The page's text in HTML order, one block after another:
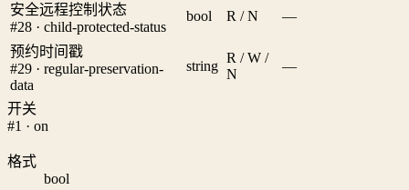
安全远程控制状态
#28 · child-protected-status
bool R / N —
预约时间戳
#29 · regular-preservation-
data
string
R / W /
N
—
开关
#1 · on
格式
bool